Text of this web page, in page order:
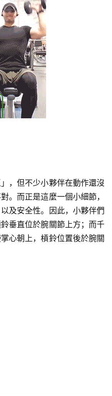
，但不少小夥伴在動作還沒
。而正是這麼一個小細節，
及安全性。因此，小夥伴們
垂直位於腕關節上方；而千
心朝上，槓鈴位置後於腕關